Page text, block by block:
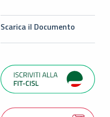
Scarica il Documento